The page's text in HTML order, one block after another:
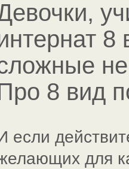
8
8 вид
если
для